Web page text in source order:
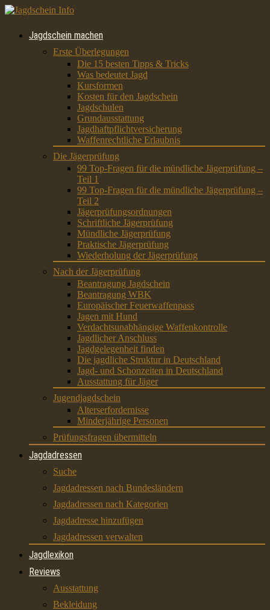
Jagdschein machen
Erste Überlegungen
Die 15 besten Tipps & Tricks
Was bedeutet Jagd
Kursformen
Kosten für den Jagdschein
Jagdschulen
Grundausstattung
Jagdhaftpflichtversicherung
Waffenrechtliche Erlaubnis
Die Jägerprüfung
99 Top-Fragen für die mündliche Jägerprüfung –
Teil 1
99 Top-Fragen für die mündliche Jägerprüfung –
Teil 2
Jägerprüfungsordnungen
Schriftliche Jägerprüfung
Mündliche Jägerprüfung
Praktische Jägerprüfung
Wiederholung der Jägerprüfung
Nach der Jägerprüfung
Beantragung Jagdschein
Beantragung WBK
Europäischer Feuerwaffenpass
Jagen mit Hund
Verdachtsunabhängige Waffenkontrolle
Jagdlicher Anschluss
Jagdgelegenheit finden
Die jagdliche Struktur in Deutschland
Jagd- und Schonzeiten in Deutschland
Ausstattung für Jäger
Jugendjagdschein
Alterserfordernisse
Minderjährige Personen
Prüfungsfragen übermitteln
Jagdadressen
Suche
Jagdadressen nach Bundesländern
Jagdadressen nach Kategorien
Jagdadresse hinzufügen
Jagdadressen verwalten
Jagdlexikon
Reviews
Ausstattung
Bekleidung